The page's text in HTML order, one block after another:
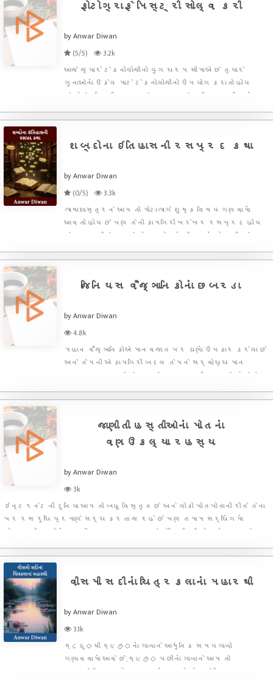
ફોટોગ્રાફે મિસ્ટ્રી સોલ્વ કરી
by Anwar Diwan
(5/5)
3.2k
આજે જ્યારે ટેકનોલોજીનો યુગ ચરમ સીમાએ છે ત્યારે
ગુનાઓનાં ઉકેલ માટે ટેકનોલોજીનો ઉપયોગ કરાતો હોય
છે.ફોરેન્સિક વિભાગ અને સાયબર સેલની મદદથી ઘણાં
અદાલતમાં રજુ કરવામાં સફળતા પ્રાપ્ત થાય છે તેવામાં આ
શબ્દોના ઇતિહાસની રસપ્રદ કથા
by Anwar Diwan
(0/5)
3.3k
ભાષાશાસ્ત્રને આમ તો મોટાભાગે શુષ્ક વિષય ગણવામાં
આવતો હોય છે પણ તેની કામગિરી ખરેખર રસપ્રદ હોય
છે.ખાસ કરીને આપણે રોજબરોજનાં જીવનમાં કોમ્યુનિકેશન
આપણને તે શબ્દોનો ઇતિહાસ ખબર હોતી નથી આજે આપણે
જિનિયસ વૈજ્ઞાનિકોનાં છબરડા
by Anwar Diwan
4.8k
મહાન વૈજ્ઞાનિકોએ માનવજાત પર ઘણાં ઉપકાર કરેલા છે
અને તેમની એ કામગિરી બદલ તેમને સર્વોચ્ચ માન
સન્માન પણ મળે છે પણ એ પણ વાસ્તવિકતા છે કે તેઓ
તેમણે પણ ઘણી ભૂલો કરી હતી જેને આજે આપણે
જાણીતી હસ્તીઓનાં મોતનાં
વણઉકલ્યા રહસ્ય
by Anwar Diwan
3k
ઇન્ટરનેટની દુનિયા આમ તો બહુ વિસ્તૃત છે અને લોકો પોતપોતાની રીતે તેના
પર રસ રૂચિ પ્રમાણે સર્ચ કરતા જ રહે છે પણ તમામ સર્ચિંગમાં
મોખરાના વિષયોમાં વણ ઉકલ્યા રહસ્ય અને સેલિબ્રિટી ટોપમોસ્ટ રહે
વ્યક્તિથી અજાણ
વીસમી સદીનાં ચિત્રકલાનાં મહારથી
by Anwar Diwan
3.1k
૧૮૬૦થી ૧૯૭૦નાં ગાળાને આધુનિક સમયગાળો
ગણાવવામાં આવે છે.૧૯૭૦ પછીનાં ગાળાને આમ તો
અનુઆધુનિક ગાળો ગણાવવામાં આવતો હોય છે.ચિત્રકલા આમ